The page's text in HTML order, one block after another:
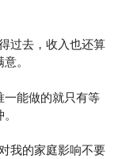
过去，收入也还算
。
一能做的就只有等
我的家庭影响不要